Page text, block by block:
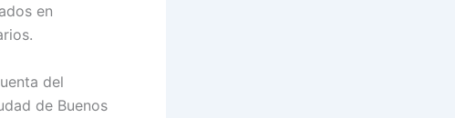
en
del
de Buenos